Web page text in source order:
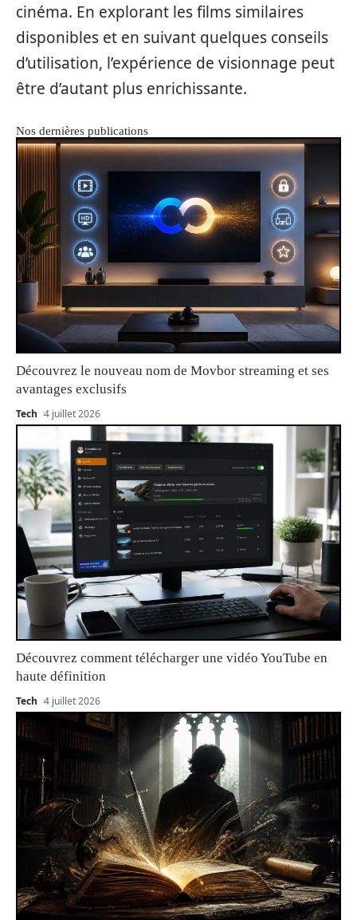
cinéma. En explorant les films similaires
disponibles et en suivant quelques conseils
d’utilisation, l’expérience de visionnage peut
être d’autant plus enrichissante.
Nos dernières publications
Découvrez le nouveau nom de Movbor streaming et ses
avantages exclusifs
Tech 4 juillet 2026
Découvrez comment télécharger une vidéo YouTube en
haute définition
Tech 4 juillet 2026